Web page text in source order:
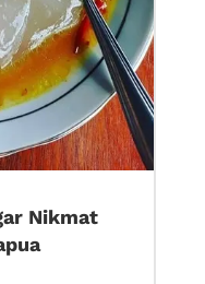
Nikmat